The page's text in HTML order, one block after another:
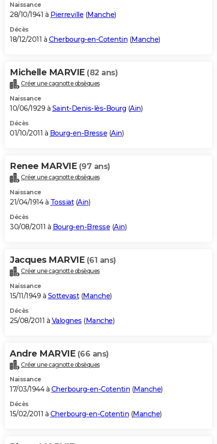
Naissance
28/10/1941 à Pierreville (Manche)
Décès
18/12/2011 à Cherbourg-en-Cotentin (Manche)
Michelle MARVIE (82 ans)
Créer une cagnotte obsèques
Naissance
10/06/1929 à Saint-Denis-lès-Bourg (Ain)
Décès
01/10/2011 à Bourg-en-Bresse (Ain)
Renee MARVIE (97 ans)
Créer une cagnotte obsèques
Naissance
21/04/1914 à Tossiat(Ain)
Décès
30/08/2011 à Bourg-en-Bresse (Ain)
Jacques MARVIE (61 ans)
Créer une cagnotte obsèques
Naissance
15/11/1949 à Sottevast(Manche)
Décès
25/08/2011 à Valognes (Manche)
Andre MARVIE (66 ans)
Créer une cagnotte obsèques
Naissance
17/03/1944 à Cherbourg-en-Cotentin (Manche)
Décès
15/02/2011 à Cherbourg-en-Cotentin (Manche)